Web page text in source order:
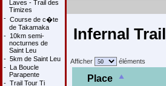
Laves - Trail des
Timizes
- Course de c�te
de Takamaka
- 10km semi-
nocturnes de
Saint Leu
- 5km de Saint Leu
- La Boucle
Parapente
- Trail Tour Ti
Infernal
Afficher éléments
Place